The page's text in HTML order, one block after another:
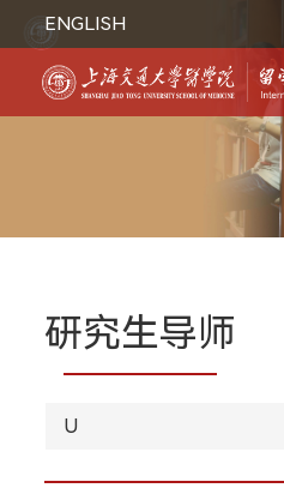
ENGLISH
研究生导师
U